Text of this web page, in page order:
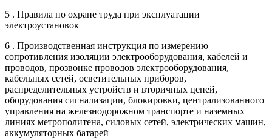
5 . Правила по охране труда при эксплуатации
электроустановок
6 . Производственная инструкция по измерению
сопротивления изоляции электрооборудования, кабелей и
проводов, прозвонке проводов электрооборудования,
кабельных сетей, осветительных приборов,
распределительных устройств и вторичных цепей,
оборудования сигнализации, блокировки, централизованного
управления на железнодорожном транспорте и наземных
линиях метрополитена, силовых сетей, электрических машин,
аккумуляторных батарей